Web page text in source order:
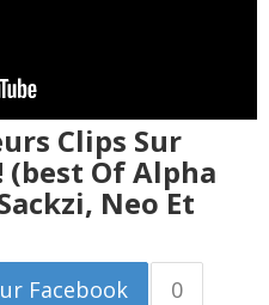
Clips Sur
(best Of Alpha
Neo Et
Facebook 0